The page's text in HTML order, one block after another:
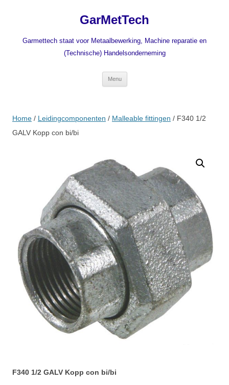
GarMetTech
Garmettech staat voor Metaalbewerking, Machine reparatie en
(Technische) Handelsonderneming
Menu
Home / Leidingcomponenten / Malleable fittingen / F340 1/2
GALV Kopp con bi/bi
F340 1/2 GALV Kopp con bi/bi